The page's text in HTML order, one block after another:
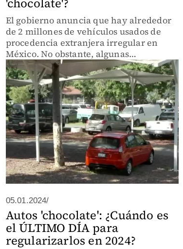
El gobierno anuncia que hay alrededor
de 2 millones de vehículos usados de
procedencia extranjera irregular en
México. No obstante, algunas
asociaciones de la industria automotriz
estiman que la cifra podría ser de 18
millones de autos 'chocolate'.
05.01.2024/
Autos 'chocolate': ¿Cuándo es
el ÚLTIMO DÍA para
regularizarlos en 2024?